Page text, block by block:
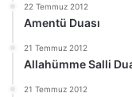
22 Temmuz 2012
Amentü Duası
21 Temmuz 2012
Allahümme Salli
21 Temmuz 2012